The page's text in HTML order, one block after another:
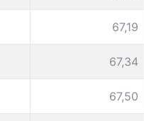
67,19
67,34
67,50